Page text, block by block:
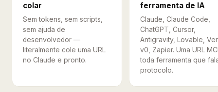
colar
Sem tokens, sem scripts,
sem ajuda de
desenvolvedor —
literalmente cole uma URL
no Claude e pronto.
ferramenta de IA
Claude, Claude Code,
ChatGPT, Cursor,
Antigravity, Lovable,
v0, Zapier. Uma URL
toda ferramenta que
protocolo.